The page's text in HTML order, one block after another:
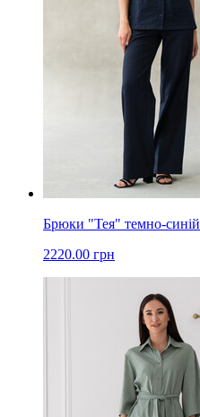
Брюки "Тея" темно-синій
2220.00 грн